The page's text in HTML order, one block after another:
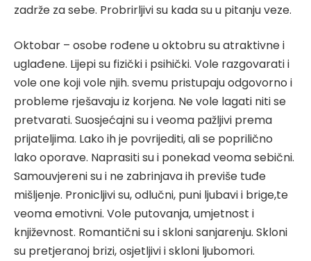
zadrže za sebe. Probrirljivi su kada su u pitanju veze.
Oktobar – osobe rođene u oktobru su atraktivne i
uglađene. Lijepi su fizički i psihički. Vole razgovarati i
vole one koji vole njih. svemu pristupaju odgovorno i
probleme rješavaju iz korjena. Ne vole lagati niti se
pretvarati. Suosjećajni su i veoma pažljivi prema
prijateljima. Lako ih je povrijediti, ali se poprilično
lako oporave. Naprasiti su i ponekad veoma sebični.
Samouvjereni su i ne zabrinjava ih previše tuđe
mišljenje. Pronicljivi su, odlučni, puni ljubavi i brige,te
veoma emotivni. Vole putovanja, umjetnost i
književnost. Romantični su i skloni sanjarenju. Skloni
su pretjeranoj brizi, osjetljivi i skloni ljubomori.